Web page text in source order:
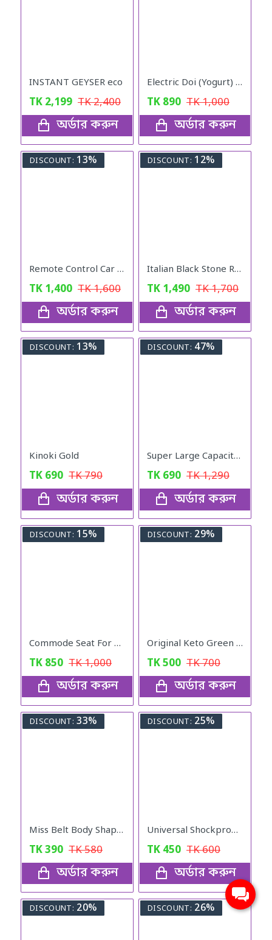
INSTANT GEYSER eco
TK 2,199 TK2,400
অর্ডার করুন
Electric Doi (Yogurt) Maker
TK 890 TK1,000
অর্ডার করুন
DISCOUNT: 13%
Remote Control Car Toy Stunt
TK 1,400 TK1,600
অর্ডার করুন
DISCOUNT: 12%
Italian Black Stone Rings Mens Gold colour
TK 1,490 TK1,700
অর্ডার করুন
DISCOUNT: 13%
Kinoki Gold
TK 690 TK790
অর্ডার করুন
DISCOUNT: 47%
Super Large Capacity Folding Travel Bag (Red Color)
TK 690 TK1,290
অর্ডার করুন
DISCOUNT: 15%
Commode Seat For Baby Potty
TK 850 TK1,000
অর্ডার করুন
DISCOUNT: 29%
Original Keto Green Coffee weight loss
TK500 TK700
অর্ডার করুন
DISCOUNT: 33%
Miss Belt Body Shaper
TK390 TK580
অর্ডার করুন
DISCOUNT: 25%
Universal Shockproof Foot Pads (4pcs)
TK 450 TK600
অর্ডার করুন
DISCOUNT: 20% DISCOUNT: 26%